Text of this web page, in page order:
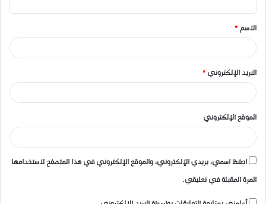
ق
*
الاسم *
البريد الإلكتروني *
الموقع الإلكتروني
احفظ اسمي، بريدي الإلكتروني، والموقع الإلكتروني في هذا المتصفح لاستخدامها
المرة المقبلة في تعليقي.